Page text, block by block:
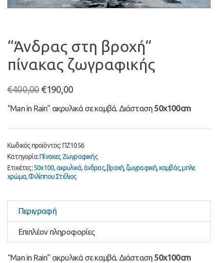
“Άνδρας στη βροχή”
πίνακας ζωγραφικής
€400,00Original
was:
€400,00.
€190,00Η
τιμή
είναι:
“Man in Rain” ακρυλικά σε καμβά. Διάσταση 50x100cm
Κωδικός προϊόντος:ΠΖ1056
Κατηγορία:Πίνακες Ζωγραφικής
Ετικέτες:50x100,ακρυλικό,άνδρας,βροχή,ζωγραφική,καμβάς,μπλε
χρώμα,Φιλίππου Στέλιος
Περιγραφή
Επιπλέον πληροφορίες
“Man in Rain” ακρυλικά σε καμβά. Διάσταση 50x100cm